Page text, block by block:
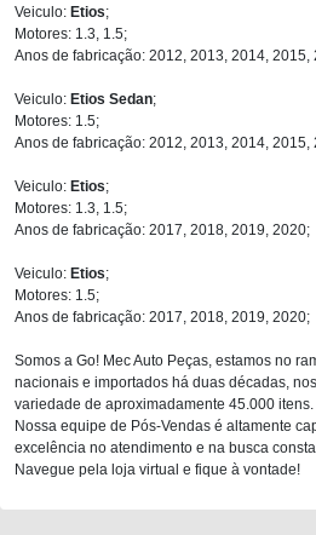
Veiculo: Etios;
Motores: 1.3, 1.5;
Anos de fabricação: 2012, 2013, 2014, 2015,
Veiculo: Etios Sedan;
Motores: 1.5;
Anos de fabricação: 2012, 2013, 2014, 2015,
Veiculo: Etios;
Motores: 1.3, 1.5;
Anos de fabricação: 2017, 2018, 2019, 2020;
Veiculo: Etios;
Motores: 1.5;
Anos de fabricação: 2017, 2018, 2019, 2020;
Somos a Go! Mec Auto Peças, estamos no
nacionais e importados há duas décadas,
variedade de aproximadamente 45.000 itens.
Nossa equipe de Pós-Vendas é altamente
excelência no atendimento e na busca
Navegue pela loja virtual e fique à vontade!